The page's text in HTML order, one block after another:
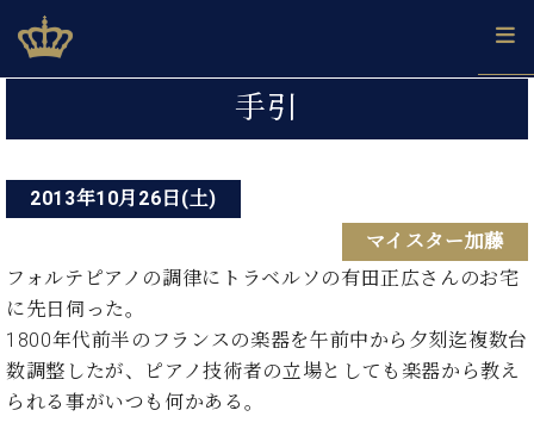
to
content
ベヒシュタインジャパン公式サイト
BECHSTEIN JAPAN Official Site
ベ
ヒ
ュ
タ
イ
ン
コ
ン
示
ピ
ア
ノ
ベ
シ
ュ
イ
ン
ラ
ン
ド
ツ
の
器
ベ
ュ
タ
メ
マ
ガ
員
登
案
内
ベ
シ
ュ
イ
ン
で、
演
奏
し
企
情
報
採
用
情
報
手引
2013年10月26日(土)
マイスター加藤
フォルテピアノの調律にトラベルソの有田正広さんのお宅
に先日伺った。
1800年代前半のフランスの楽器を午前中から夕刻迄複数台
数調整したが、ピアノ技術者の立場としても楽器から教え
られる事がいつも何かある。
稿
ナ
ビ
ー
シ
ョ
ン